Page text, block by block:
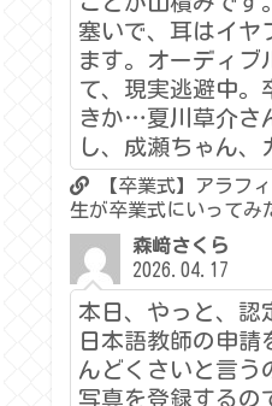
塞いで、耳はイヤ
ます。オーディブ
て、現実逃避中。
きか…夏川草介さ
し、成瀬ちゃん
【卒業式】アラフ
生が卒業式にいってみ
森﨑さくら
2026.04.17
本日、やっと、認
日本語教師の申請
んどくさいと言う
写真を登録するの